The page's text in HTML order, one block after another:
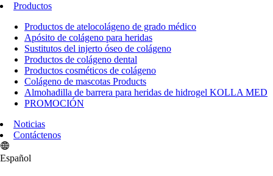
Productos
Productos de atelocolágeno de grado médico
Apósito de colágeno para heridas
Sustitutos del injerto óseo de colágeno
Productos de colágeno dental
Productos cosméticos de colágeno
Colágeno de mascotas Products
Almohadilla de barrera para heridas de hidrogel KOLLA MED
PROMOCIÓN
Noticias
Contáctenos
Español